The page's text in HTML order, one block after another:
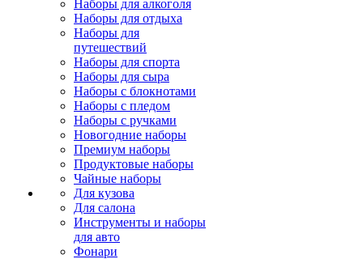
Наборы для алкоголя
Наборы для отдыха
Наборы для
путешествий
Наборы для спорта
Наборы для сыра
Наборы с блокнотами
Наборы с пледом
Наборы с ручками
Новогодние наборы
Премиум наборы
Продуктовые наборы
Чайные наборы
Для кузова
Для салона
Инструменты и наборы
для авто
Фонари